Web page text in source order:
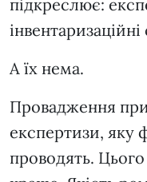
підкреслює:
А їх нема.
Провадження
експертизи, яку
проводять.